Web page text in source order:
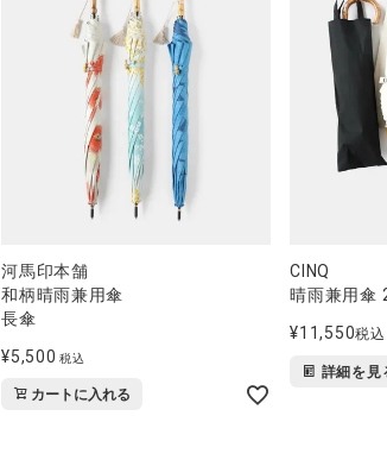
河馬印本舗
和柄晴雨兼用傘
長傘
¥5,500 税込
カートに入れる
CINQ
晴雨兼用傘
¥11,550税込
詳細を見